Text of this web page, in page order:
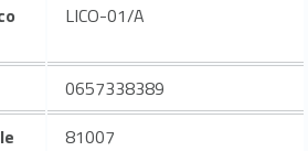
LICO-01/A
0657338389
81007